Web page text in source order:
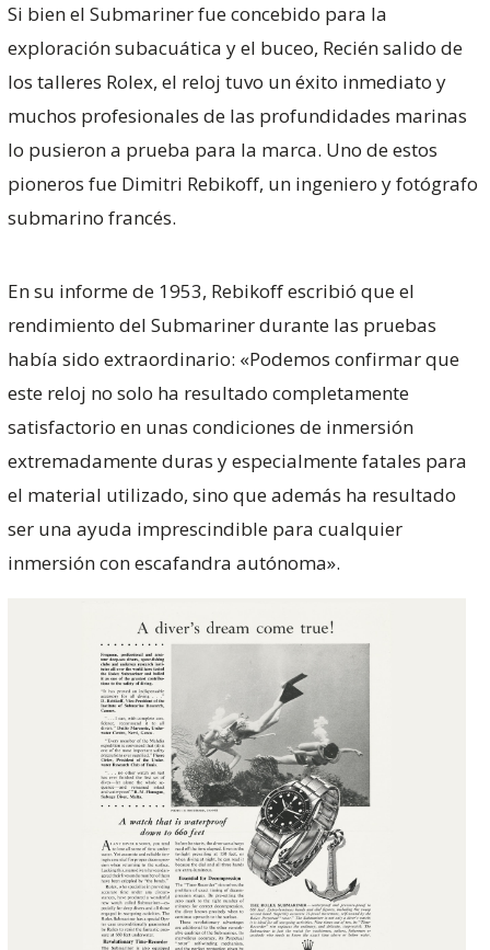
Si bien el Submariner fue concebido para la
exploración subacuática y el buceo, Recién salido de
los talleres Rolex, el reloj tuvo un éxito inmediato y
muchos profesionales de las profundidades marinas
lo pusieron a prueba para la marca. Uno de estos
pioneros fue Dimitri Rebikoff, un ingeniero y fotógrafo
submarino francés.
En su informe de 1953, Rebikoff escribió que el
rendimiento del Submariner durante las pruebas
había sido extraordinario: «Podemos confirmar que
este reloj no solo ha resultado completamente
satisfactorio en unas condiciones de inmersión
extremadamente duras y especialmente fatales para
el material utilizado, sino que además ha resultado
ser una ayuda imprescindible para cualquier
inmersión con escafandra autónoma».